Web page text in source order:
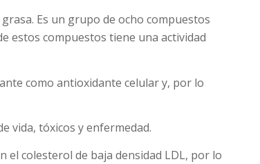
Es un grupo de ocho compuestos
estos compuestos tiene una actividad
como antioxidante celular y, por lo
vida, tóxicos y enfermedad.
colesterol de baja densidad LDL, por lo